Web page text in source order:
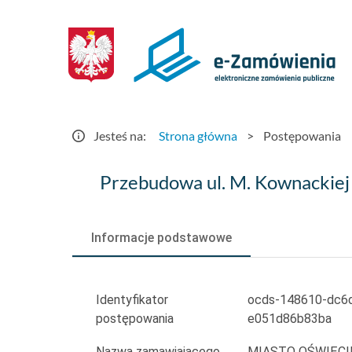
Postępowania
Jesteś na: Strona główna > Postępowania
Przebudowa
w Oświęcimiu
Przebudowa ul. M.
Informacje podstawowe
Identyfikator
postępowania
ocds-148610-
e051d86b83ba